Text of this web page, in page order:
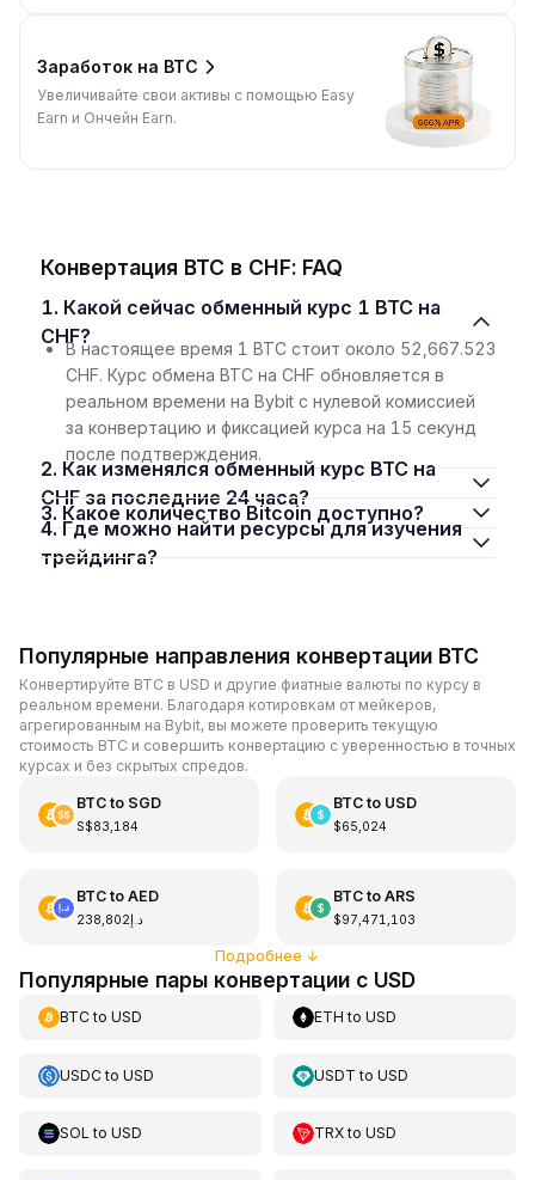
Заработок на BTC
Увеличивайте свои активы с помощью Easy
Earn и Ончейн Earn.
Конвертация BTC в CHF: FAQ
1. Какой сейчас обменный курс 1 BTC на
CHF?
В настоящее время 1 BTC стоит около 52,667.523
CHF. Курс обмена BTC на CHF обновляется в
реальном времени на Bybit с нулевой комиссией
за конвертацию и фиксацией курса на 15 секунд
после подтверждения.
2. Как изменялся обменный курс BTC на
CHF за последние 24 часа?
3. Какое количество Bitcoin доступно?
4. Где можно найти ресурсы для изучения
трейдинга?
Популярные направления конвертации BTC
Конвертируйте BTC в USD и другие фиатные валюты по курсу в
реальном времени. Благодаря котировкам от мейкеров,
агрегированным на Bybit, вы можете проверить текущую
стоимость BTC и совершить конвертацию с уверенностью в точных
курсах и без скрытых спредов.
BTCto SGD
S$83,184
BTCto USD
$65,024
BTCto AED
د.إ238,802
BTCto ARS
$97,471,103
Подробнее ↓
Популярные пары конвертации с USD
BTCto USD ETH toUSD
USDCto USD USDT toUSD
SOL to USD TRXtoUSD